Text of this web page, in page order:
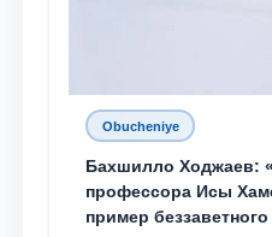
Obucheniye
Бахшилло Ходжаев:
профессора Исы
пример